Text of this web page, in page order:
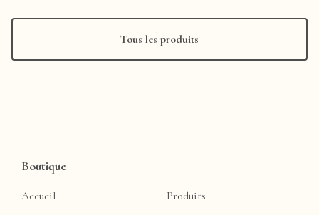
Tous les produits
Boutique
Accueil Produits